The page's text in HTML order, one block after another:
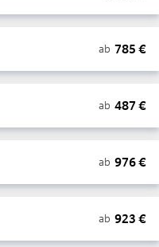
ab 785 €
ab 487 €
ab 976€
ab 923 €